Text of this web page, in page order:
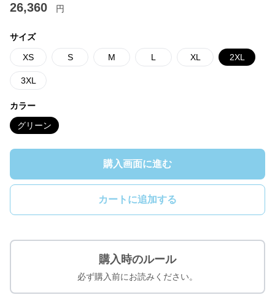
26,360 円
サイズ
XS S M L XL 2XL
3XL
カラー
グリーン
購入画面に進む
カートに追加する
購入時のルール
必ず購入前にお読みください。